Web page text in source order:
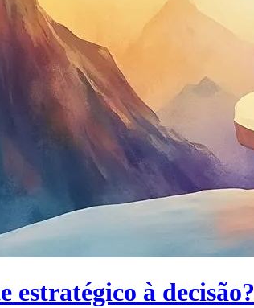
estratégico à decisão?